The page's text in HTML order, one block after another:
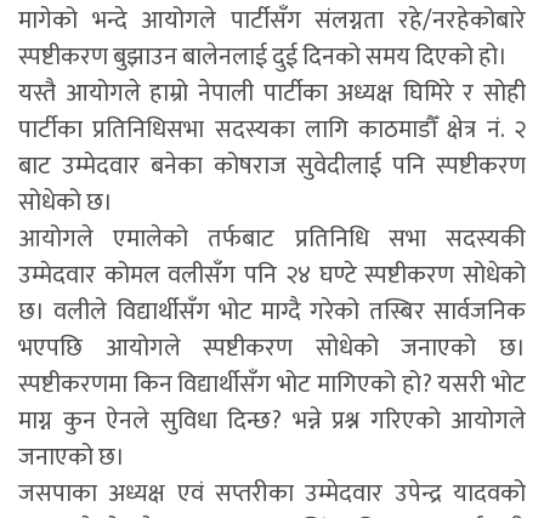
मागेको भन्दे आयोगले पार्टीसँग संलग्नता रहे/नरहेकोबारे
स्पष्टीकरण बुझाउन बालेनलाई दुई दिनको समय दिएको हो।
यस्तै आयोगले हाम्रो नेपाली पार्टीका अध्यक्ष घिमिरे र सोही
पार्टीका प्रतिनिधिसभा सदस्यका लागि काठमाडौँ क्षेत्र नं. २
बाट उम्मेदवार बनेका कोषराज सुवेदीलाई पनि स्पष्टीकरण
सोधेको छ।
आयोगले एमालेको तर्फबाट प्रतिनिधि सभा सदस्यकी
उम्मेदवार कोमल वलीसँग पनि २४ घण्टे स्पष्टीकरण सोधेको
छ। वलीले विद्यार्थीसँग भोट माग्दै गरेको तस्बिर सार्वजनिक
भएपछि आयोगले स्पष्टीकरण सोधेको जनाएको छ।
स्पष्टीकरणमा किन विद्यार्थीसँग भोट मागिएको हो? यसरी भोट
माग्न कुन ऐनले सुविधा दिन्छ? भन्ने प्रश्न गरिएको आयोगले
जनाएको छ।
जसपाका अध्यक्ष एवं सप्तरीका उम्मेदवार उपेन्द्र यादवको